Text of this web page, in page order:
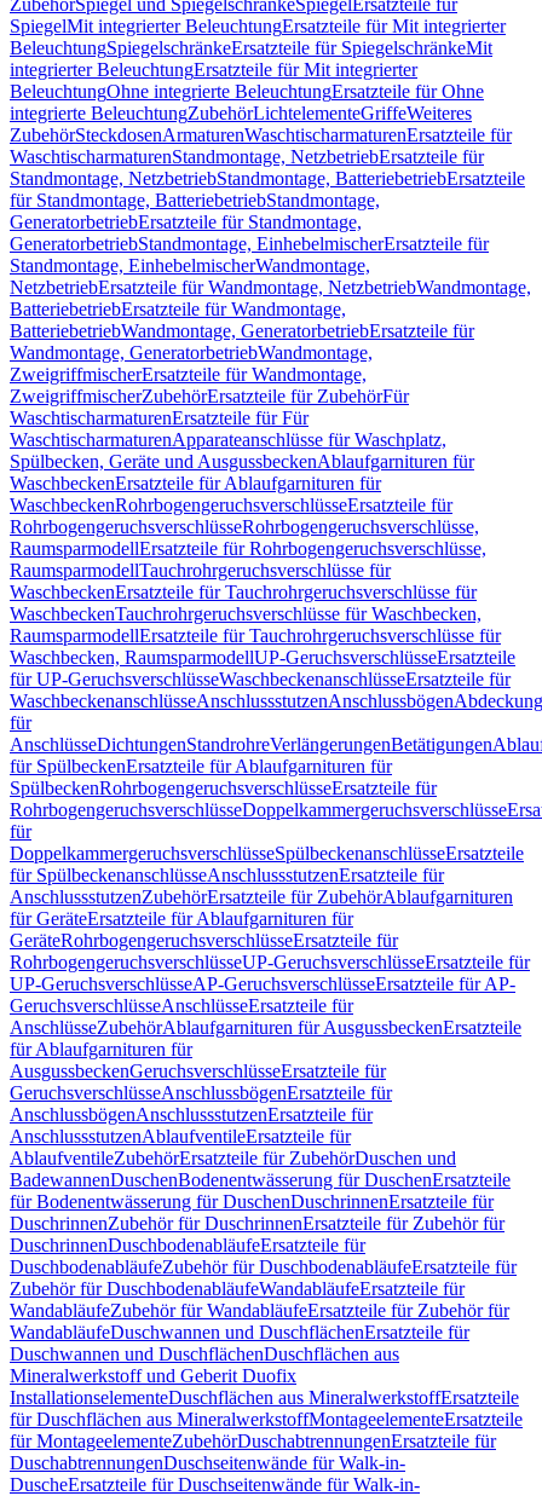
ZubehörSpiegel und SpiegelschränkeSpiegel Ersatzteile für
SpiegelMit integrierter BeleuchtungErsatzteile für Mit integrierter
BeleuchtungSpiegelschränkeErsatzteile für SpiegelschränkeMit
integrierter BeleuchtungErsatzteile für Mit integrierter
BeleuchtungOhne integrierte BeleuchtungErsatzteile für Ohne
integrierte BeleuchtungZubehörLichtelementeGriffeWeiteres
ZubehörSteckdosenArmaturenWaschtischarmaturenErsatzteile für
WaschtischarmaturenStandmontage, NetzbetriebErsatzteile für
Standmontage, NetzbetriebStandmontage, BatteriebetriebErsatzteile
für Standmontage, BatteriebetriebStandmontage,
GeneratorbetriebErsatzteile für Standmontage,
GeneratorbetriebStandmontage, EinhebelmischerErsatzteile für
Standmontage, EinhebelmischerWandmontage,
NetzbetriebErsatzteile für Wandmontage, NetzbetriebWandmontage,
BatteriebetriebErsatzteile für Wandmontage,
BatteriebetriebWandmontage, GeneratorbetriebErsatzteile für
Wandmontage, GeneratorbetriebWandmontage,
ZweigriffmischerErsatzteile für Wandmontage,
ZweigriffmischerZubehörErsatzteile für ZubehörFür
WaschtischarmaturenErsatzteile für Für
WaschtischarmaturenApparateanschlüsse für Waschplatz,
Spülbecken, Geräte und AusgussbeckenAblaufgarnituren für
WaschbeckenErsatzteile für Ablaufgarnituren für
WaschbeckenRohrbogengeruchsverschlüsseErsatzteile für
RohrbogengeruchsverschlüsseRohrbogengeruchsverschlüsse,
RaumsparmodellErsatzteile für Rohrbogengeruchsverschlüsse,
RaumsparmodellTauchrohrgeruchsverschlüsse für
WaschbeckenErsatzteile für Tauchrohrgeruchsverschlüsse für
WaschbeckenTauchrohrgeruchsverschlüsse für Waschbecken,
RaumsparmodellErsatzteile für Tauchrohrgeruchsverschlüsse für
Waschbecken, RaumsparmodellUP-GeruchsverschlüsseErsatzteile
für UP-GeruchsverschlüsseWaschbeckenanschlüsseErsatzteile für
WaschbeckenanschlüsseAnschlussstutzenAnschlussbögen
für
AnschlüsseDichtungenStandrohreVerlängerungenBetätigungen
für SpülbeckenErsatzteile für Ablaufgarnituren für
SpülbeckenRohrbogengeruchsverschlüsseErsatzteile für
RohrbogengeruchsverschlüsseDoppelkammergeruchsverschlüsse
für
DoppelkammergeruchsverschlüsseSpülbeckenanschlüsseErsatzteile
für SpülbeckenanschlüsseAnschlussstutzenErsatzteile für
AnschlussstutzenZubehörErsatzteile für ZubehörAblaufgarnituren
für GeräteErsatzteile für Ablaufgarnituren für
GeräteRohrbogengeruchsverschlüsseErsatzteile für
RohrbogengeruchsverschlüsseUP-GeruchsverschlüsseErsatzteile für
UP-GeruchsverschlüsseAP-GeruchsverschlüsseErsatzteile für AP-
GeruchsverschlüsseAnschlüsseErsatzteile für
AnschlüsseZubehörAblaufgarnituren für AusgussbeckenErsatzteile
für Ablaufgarnituren für
AusgussbeckenGeruchsverschlüsseErsatzteile für
GeruchsverschlüsseAnschlussbögenErsatzteile für
AnschlussbögenAnschlussstutzenErsatzteile für
AnschlussstutzenAblaufventileErsatzteile für
AblaufventileZubehörErsatzteile für ZubehörDuschen und
BadewannenDuschenBodenentwässerung für DuschenErsatzteile
für Bodenentwässerung für DuschenDuschrinnenErsatzteile für
DuschrinnenZubehör für DuschrinnenErsatzteile für Zubehör für
DuschrinnenDuschbodenabläufeErsatzteile für
DuschbodenabläufeZubehör für DuschbodenabläufeErsatzteile für
Zubehör für DuschbodenabläufeWandabläufeErsatzteile für
WandabläufeZubehör für WandabläufeErsatzteile für Zubehör für
WandabläufeDuschwannen und DuschflächenErsatzteile für
Duschwannen und DuschflächenDuschflächen aus
Mineralwerkstoff und Geberit Duofix
InstallationselementeDuschflächen aus MineralwerkstoffErsatzteile
für Duschflächen aus MineralwerkstoffMontageelementeErsatzteile
für MontageelementeZubehörDuschabtrennungenErsatzteile für
DuschabtrennungenDuschseitenwände für Walk-in-
DuscheErsatzteile für Duschseitenwände für Walk-in-